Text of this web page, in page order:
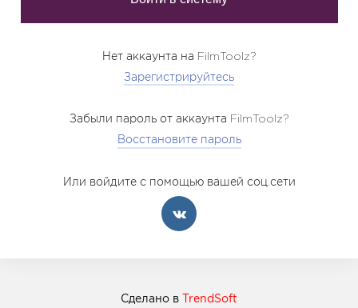
Нет аккаунта на FilmToolz?
Зарегистрируйтесь
Забыли пароль от аккаунта FilmToolz?
Восстановите пароль
Или войдите с помощью вашей соц.сети
Сделано в TrendSoft